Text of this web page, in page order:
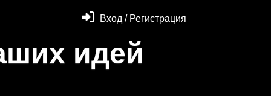
Вход / Регистрация
идей